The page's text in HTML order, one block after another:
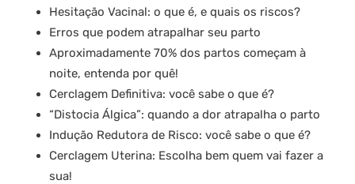
Hesitação Vacinal: o que é, e quais os riscos?
Erros que podem atrapalhar seu parto
Aproximadamente 70% dos partos começam à
noite, entenda por quê!
Cerclagem Definitiva: você sabe o que é?
“Distocia Álgica”: quando a dor atrapalha o parto
Indução Redutora de Risco: você sabe o que é?
Cerclagem Uterina: Escolha bem quem vai fazer a
sua!